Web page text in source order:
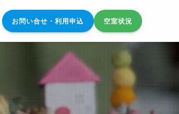
お問い合せ・利用申込 空室状況